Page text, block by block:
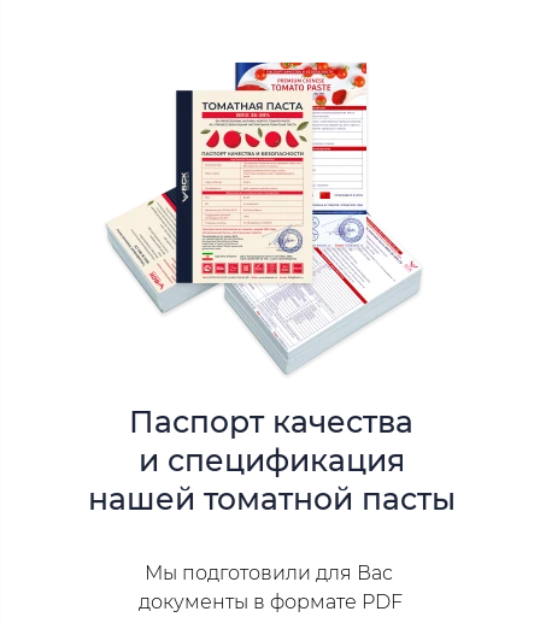
Паспорт качества
и спецификация
нашей томатной пасты
Мы подготовили для Вас
документы в формате PDF